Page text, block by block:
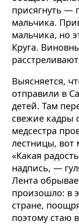
присягнуть —
мальчика.
мальчика, но
Круга.
Выясняется,
отправили в
детей. Там
свежие кадры
медсестра
лестницы, вот
«Какая
надпись, —
Лента
произошло: в
стране,
поэтому стаю